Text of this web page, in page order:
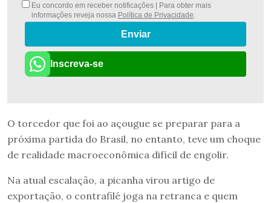
Eu concordo em receber notificações | Para obter mais
informações reveja nossa Política de Privacidade
Enviar
Inscreva-se
O torcedor que foi ao açougue se preparar para a
próxima partida do Brasil, no entanto, teve um choque
de realidade macroeconômica difícil de engolir.
Na atual escalação, a picanha virou artigo de
exportação, o contrafilé joga na retranca e quem